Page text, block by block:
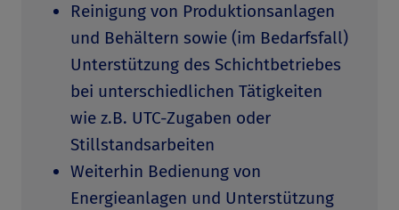
Reinigung von Produktionsanlagen
und Behältern sowie (im Bedarfsfall)
Unterstützung des Schichtbetriebes
bei unterschiedlichen Tätigkeiten
wie z.B. UTC-Zugaben oder
Stillstandsarbeiten
Weiterhin Bedienung von
Energieanlagen und Unterstützung